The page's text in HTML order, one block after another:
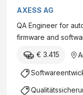
AXESS AG
QA Engineer for
firmware and
€ 3.415